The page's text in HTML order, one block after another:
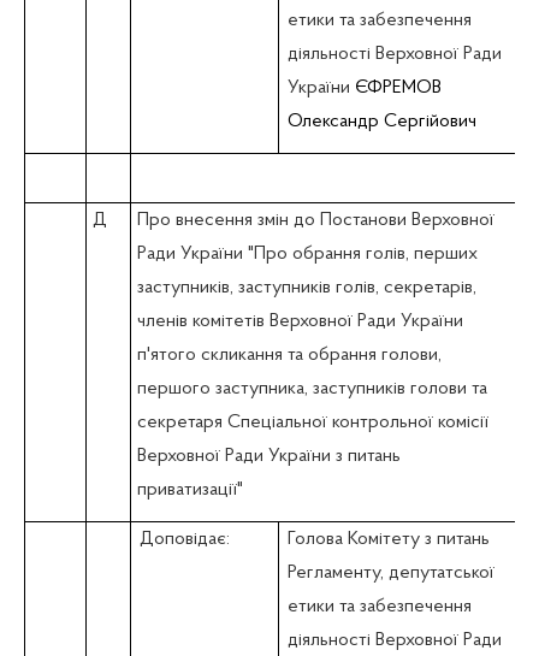
етики та забезпечення
діяльності Верховної Ради
України ЄФРЕМОВ
Олександр Сергійович
Д
Про внесення змін до Постанови Верховної
Ради України "Про обрання голів, перших
заступників, заступників голів, секретарів,
членів комітетів Верховної Ради України
п'ятого скликання та обрання голови,
першого заступника, заступників голови та
секретаря Спеціальної контрольної комісії
Верховної Ради України з питань
приватизації"
Доповідає:
Голова Комітету з питань
Регламенту, депутатської
етики та забезпечення
діяльності Верховної Ради